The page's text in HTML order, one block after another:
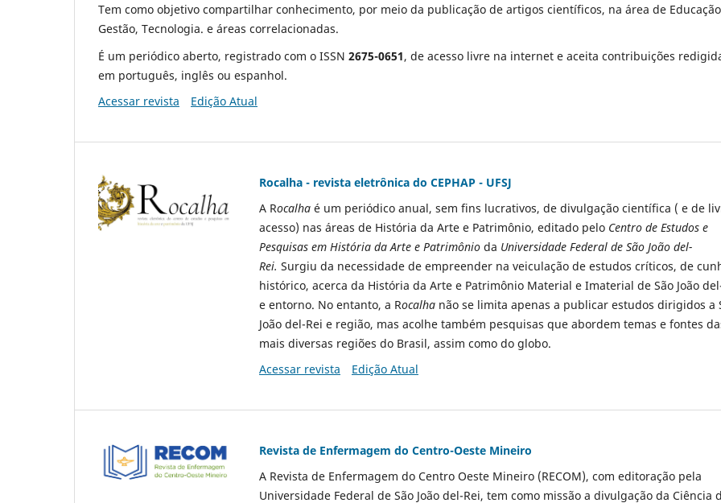
Tem como objetivo compartilhar conhecimento, por meio da publicação de artigos científicos, na área de
Gestão, Tecnologia. e áreas correlacionadas.
É um periódico aberto, registrado com o ISSN 2675-0651, de acesso livre na internet e aceita contribuições
em português, inglês ou espanhol.
Acessar revista
Edição Atual
Rocalha - revista eletrônica do CEPHAP - UFSJ
A Rocalha é um periódico anual, sem fins lucrativos, de divulgação científica ( e de
acesso) nas áreas de História da Arte e Patrimônio, editado pelo Centro de Estudos e
Pesquisas em História da Arte e Patrimônio da Universidade Federal de São João del-
Rei. Surgiu da necessidade de empreender na veiculação de estudos críticos, de
histórico, acerca da História da Arte e Patrimônio Material e Imaterial de São João
e entorno. No entanto, a Rocalha não se limita apenas a publicar estudos dirigidos a
João del-Rei e região, mas acolhe também pesquisas que abordem temas e fontes
mais diversas regiões do Brasil, assim como do globo.
Acessar revista
Edição Atual
Revista de Enfermagem do Centro-Oeste Mineiro
A Revista de Enfermagem do Centro Oeste Mineiro (RECOM), com editoração pela
Universidade Federal de São João del-Rei, tem como missão a divulgação da Ciência